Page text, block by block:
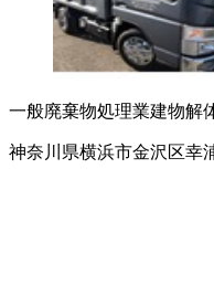
一般廃棄物処理業建物解
神奈川県横浜市金沢区幸